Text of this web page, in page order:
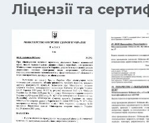
Ліцензії та